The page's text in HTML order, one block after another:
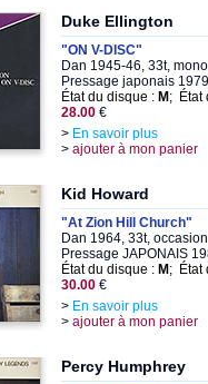
Duke Ellington
"ON V-DISC"
Dan 1945-46, 33t,
Pressage japonais 1979
État du disque : M ; État
28.00 €
> En savoir plus
> ajouter à mon panier
Kid Howard
"At Zion Hill Church"
Dan 1964, 33t, occasion
Pressage JAPONAIS
État du disque : M ; État
30.00 €
> En savoir plus
> ajouter à mon panier
Percy Humphrey